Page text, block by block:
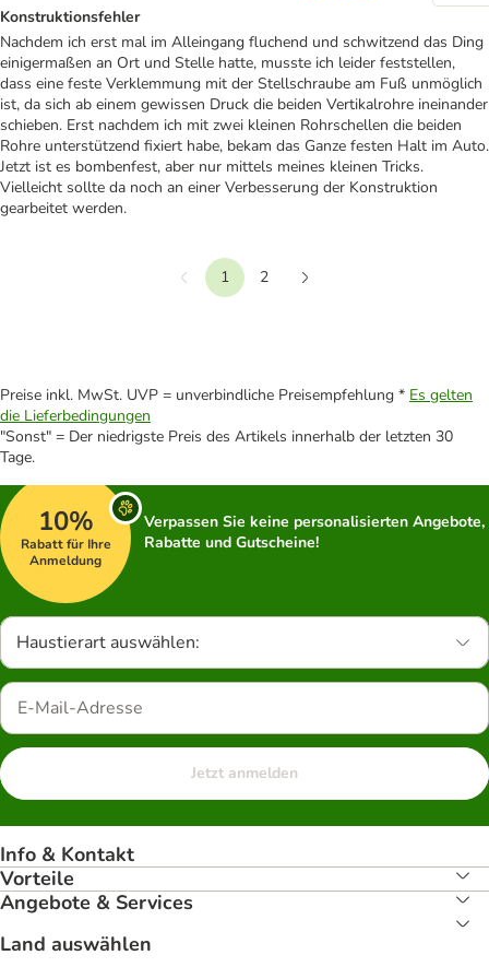
Konstruktionsfehler
Nachdem ich erst mal im Alleingang fluchend und schwitzend das Ding
einigermaßen an Ort und Stelle hatte, musste ich leider feststellen,
dass eine feste Verklemmung mit der Stellschraube am Fuß unmöglich
ist, da sich ab einem gewissen Druck die beiden Vertikalrohre ineinander
schieben. Erst nachdem ich mit zwei kleinen Rohrschellen die beiden
Rohre unterstützend fixiert habe, bekam das Ganze festen Halt im Auto.
Jetzt ist es bombenfest, aber nur mittels meines kleinen Tricks.
Vielleicht sollte da noch an einer Verbesserung der Konstruktion
gearbeitet werden.
Vorherige
1
2
Preise inkl. MwSt. UVP = unverbindliche Preisempfehlung * Es gelten
die Lieferbedingungen
"Sonst" = Der niedrigste Preis des Artikels innerhalb der letzten 30
Tage.
10%
Rabatt für Ihre
Anmeldung
Verpassen Sie keine personalisierten Angebote,
Rabatte und Gutscheine!
Haustierart auswählen:
Jetzt anmelden
Info & Kontakt
Vorteile
Angebote & Services
Land auswählen